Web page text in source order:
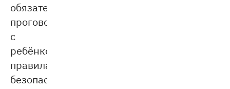
обязательно
проговорите
с
ребёнком
правила
безопасности